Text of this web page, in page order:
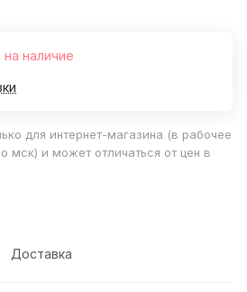
наличие
для интернет-магазина (в рабочее
мск) и может отличаться от цен в
Доставка